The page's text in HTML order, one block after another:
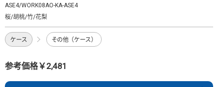
ASE4/WORK08AO-KA-ASE4
桜/胡桃/竹/花梨
ケース その他（ケース）
参考価格￥2,481